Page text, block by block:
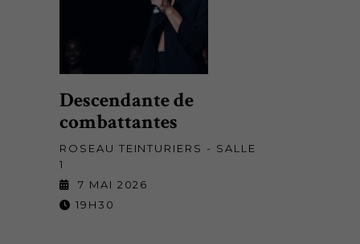
Descendante de
combattantes
ROSEAU TEINTURIERS - SALLE
1
7 MAI 2026
19H30